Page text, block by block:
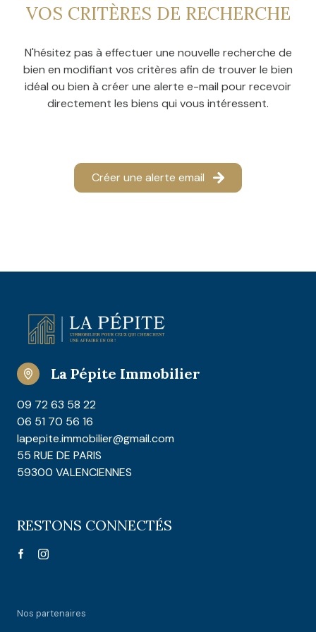
NOS
CLIENTS
CONTACT
VOS CRITÈRES DE RECHERCHE
N'hésitez pas à effectuer une nouvelle recherche de
bien en modifiant vos critères afin de trouver le bien
idéal ou bien à créer une alerte e-mail pour recevoir
directement les biens qui vous intéressent.
Créer une alerte email
La Pépite Immobilier
09 72 63 58 22
06 51 70 56 16
lapepite.immobilier@gmail.com
55 RUE DE PARIS
59300 VALENCIENNES
RESTONS CONNECTÉS
Nos partenaires